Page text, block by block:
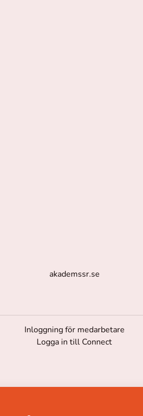
akademssr.se
Inloggning för medarbetare
Logga in till Connect